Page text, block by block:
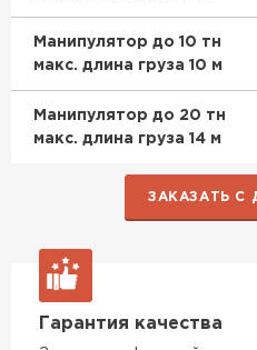
Манипулятор до 10 тн
макс. длина груза 10 м
Манипулятор до 20 тн
макс. длина груза 14 м
ЗАКАЗАТЬ С
Гарантия качества
Утеплитель
Утеплитель Брит
Утеплитель Xotpipe